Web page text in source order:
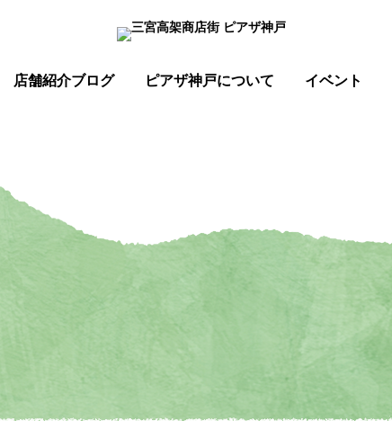
店舗紹介ブログ ピアザ神戸について イベント